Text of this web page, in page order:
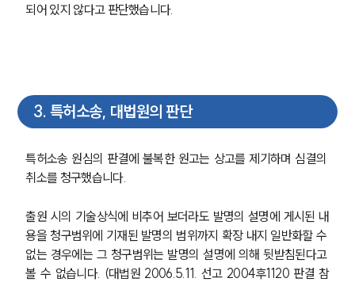
되어 있지 않다고 판단했습니다.
3. 특허소송, 대법원의 판단
특허소송 원심의 판결에 불복한 원고는 상고를 제기하며 심결의
취소를 청구했습니다.
출원 시의 기술상식에 비추어 보더라도 발명의 설명에 게시된 내
용을 청구범위에 기재된 발명의 범위까지 확장 내지 일반화할 수
없는 경우에는 그 청구범위는 발명의 설명에 의해 뒷받침된다고
볼 수 없습니다. (대법원 2006.5.11. 선고 2004후1120 판결 참